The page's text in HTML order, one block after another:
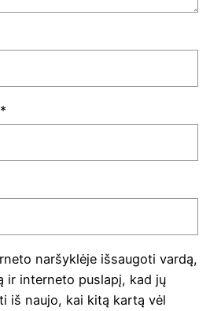
*
naršyklėje išsaugoti vardą,
ir interneto puslapį, kad jų
iš naujo, kai kitą kartą vėl